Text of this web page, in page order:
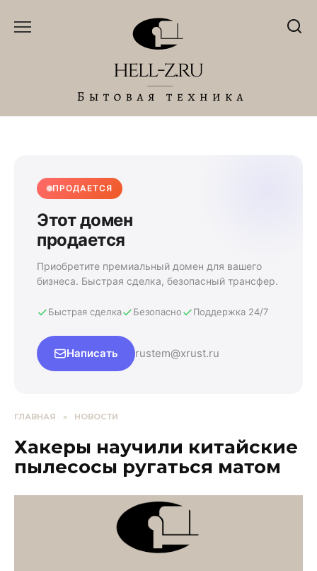
ПРОДАЕТСЯ
Этот домен
продается
Приобретите премиальный домен для вашего
бизнеса. Быстрая сделка, безопасный трансфер.
Быстрая сделка Безопасно Поддержка 24/7
Написать rustem@xrust.ru
ГЛАВНАЯ » НОВОСТИ
Хакеры научили китайские
пылесосы ругаться матом